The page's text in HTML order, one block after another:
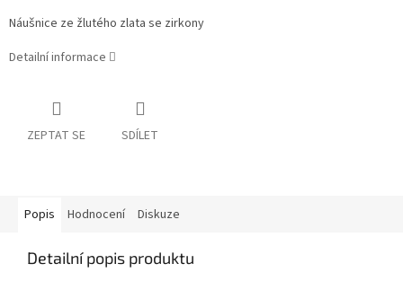
Náušnice ze žlutého zlata se zirkony
Detailní informace
ZEPTAT SE SDÍLET
Popis Hodnocení Diskuze
Detailní popis produktu